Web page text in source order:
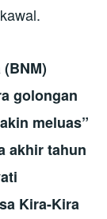
golongan
meluas”
akhir tahun
Kira-Kira